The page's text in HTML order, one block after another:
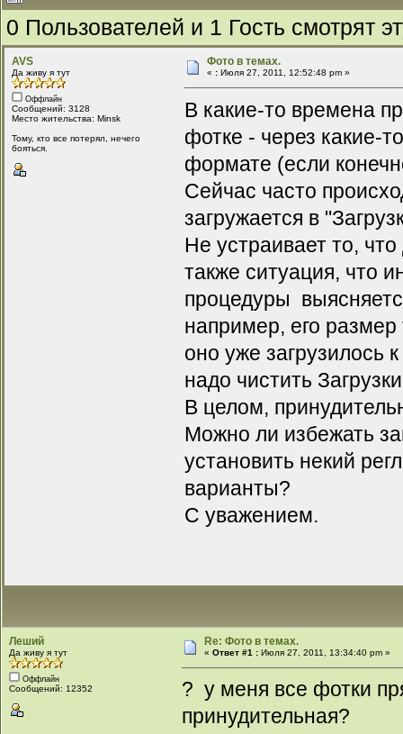
0 Пользователей и 1 Гость смотрят
AVS
Да живу я тут
Оффлайн
Сообщений: 3128
Место жительства: Minsk
Тому, кто все потерял, нечего
бояться.
Фото в темах.
« : Июля 27, 2011, 12:52:48 pm »
В какие-то времена
фотке - через какие-
формате (если
Сейчас часто
загружается в
Не устраивает то,
также ситуация, что
процедуры
например, его размер
оно уже загрузилось
надо чистить
В целом,
Можно ли избежать
установить некий
варианты?
С уважением.
Леший
Да живу я тут
Оффлайн
Сообщений: 12352
Re: Фото в темах.
«Ответ #1 : Июля 27, 2011, 13:34:40 pm »
? у меня все фотки
принудительная?